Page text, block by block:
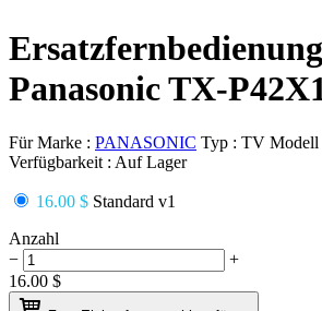
Panasonic TX-
Für Marke : PANASONIC Typ : TV Modell
Verfügbarkeit : Auf Lager
16.00 $ Standard v1
Anzahl
−
+
16.00 $